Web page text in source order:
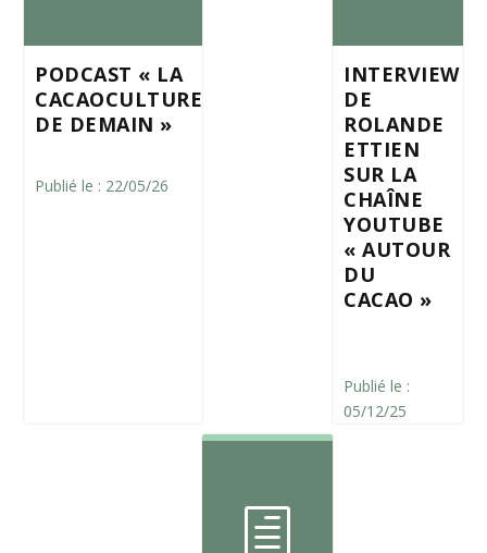
PODCAST « LA
CACAOCULTURE
DE DEMAIN »
Publié le : 22/05/26
INTERVIEW
DE
ROLANDE
ETTIEN
SUR LA
CHAÎNE
YOUTUBE
« AUTOUR
DU
CACAO »
Publié le :
05/12/25